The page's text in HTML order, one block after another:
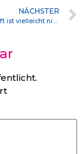
NÄCHSTER
Die Gesellschaft ist vielleicht nicht Multikulti, aber auf jeden Fall Multiirgendwas und Multiirgendwas ist so was ähnliches wie Multinichts.